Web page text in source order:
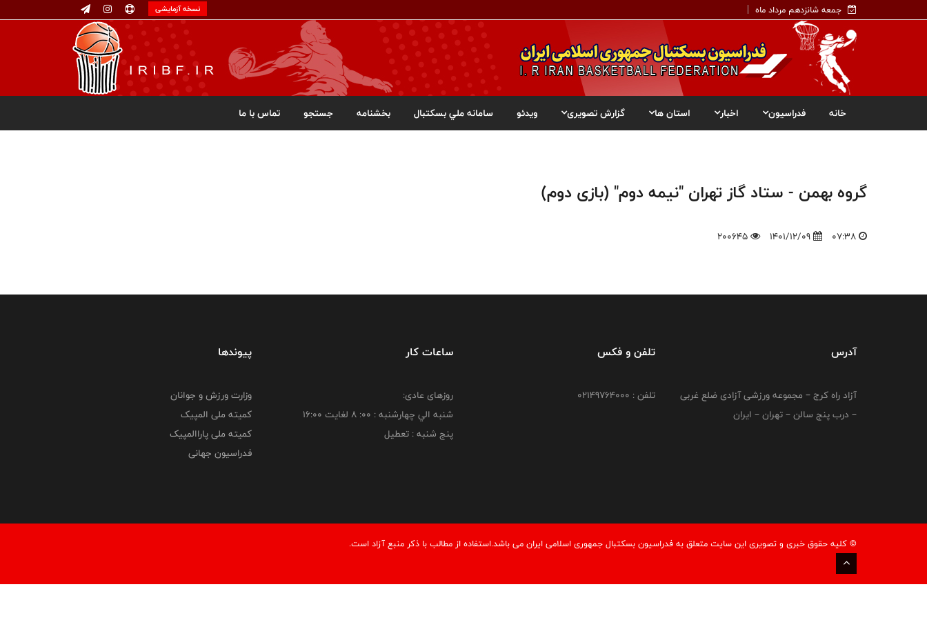
جمعه شانزدهم مرداد ماه نسخه آزمایشی
خانه فدراسیون اخبار استان ها گزارش تصویری ویدئو سامانه ملي بسکتبال بخشنامه جستجو تماس با ما
گروه بهمن - ستاد گاز تهران "نیمه دوم" (بازی دوم)
07:38
1401/12/09
200645
آدرس
آزاد راه کرج – مجموعه ورزشی آزادی ضلع غربی
– درب پنج سالن – تهران – ایران
تلفن و فکس
تلفن : 02149764000
ساعات کار
روزهای عادی:
شنبه الي چهارشنبه : 00: 8 لغايت 16:00
پنج شنبه : تعطیل
پیوندها
وزارت ورزش و جوانان
کمیته ملی المپیک
کمیته ملی پاراالمپیک
فدراسیون جهانی
© کليه حقوق خبری و تصويری اين سايت متعلق به فدراسیون بسکتبال جمهوری اسلامی ایران می باشد.استفاده از مطالب با ذكر منبع آزاد است.